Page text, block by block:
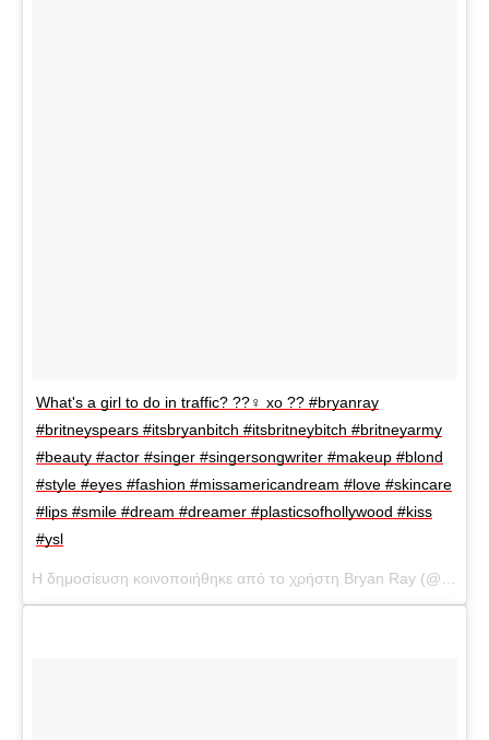
What's a girl to do in traffic? ??‍♀️ xo ?? #bryanray
#britneyspears #itsbryanbitch #itsbritneybitch #britneyarmy
#beauty #actor #singer #singersongwriter #makeup #blond
#style #eyes #fashion #missamericandream #love #skincare
#lips #smile #dream #dreamer #plasticsofhollywood #kiss
#ysl
Η δημοσίευση κοινοποιήθηκε από το χρήστη Bryan Ray (@beeray416) στις